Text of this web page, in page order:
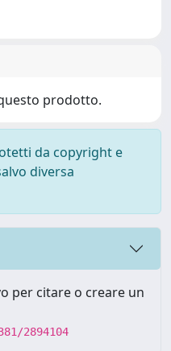
prodotto.
da copyright e
diversa
per citare o creare un
2894104